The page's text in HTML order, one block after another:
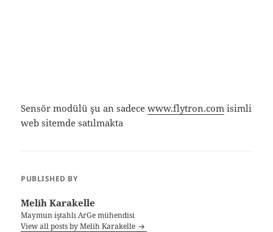
Sensör modülü şu an sadecewww.flytron.com isimli
web sitemde satılmakta
PUBLISHED BY
Melih Karakelle
Maymun iştahlı ArGe mühendisi
View all posts by Melih Karakelle